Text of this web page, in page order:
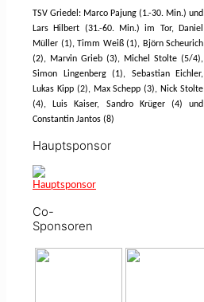
TSV Griedel: Marco Pajung (1.-30. Min.) und
Lars Hilbert (31.-60. Min.) im Tor, Daniel
Müller (1), Timm Weiß (1), Björn Scheurich
(2), Marvin Grieb (3), Michel Stolte (5/4),
Simon Lingenberg (1), Sebastian Eichler,
Lukas Kipp (2), Max Schepp (3), Nick Stolte
(4), Luis Kaiser, Sandro Krüger (4) und
Constantin Jantos (8)
Hauptsponsor
Co-
Sponsoren